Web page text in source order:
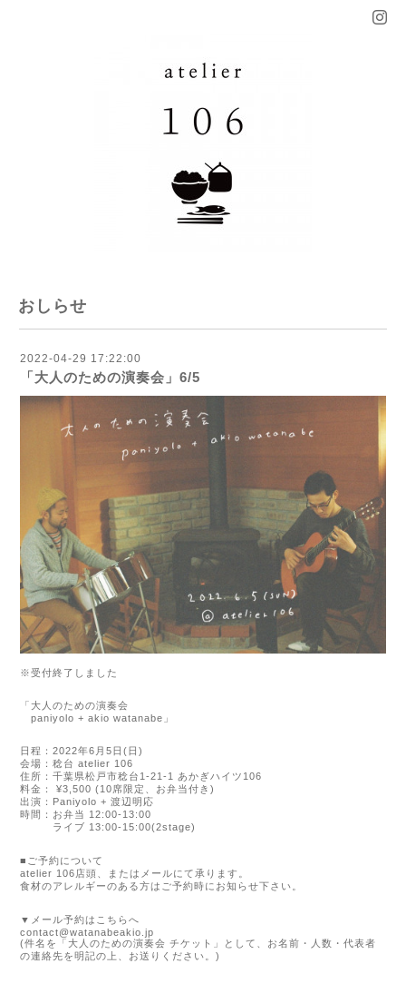
おしらせ
2022-04-29 17:22:00
「大人のための演奏会」6/5
※受付終了しました
「大人のための演奏会
paniyolo + akio watanabe 」
日程： 2022年6 月 5 日 ( 日 )
会場：稔台 atelier 106
住所：千葉県松戸市稔台 1-21-1 あかぎハイツ 106
料金：
¥3,500 (10 席限定、お弁当付き )
出演：
Paniyolo + 渡辺明応
時間：お弁当 12:00-13:00
ライブ 13:00-15:00(2stage)
■ ご予約について
atelier 106 店頭、またはメールにて承ります。
食材のアレルギーのある方はご予約時にお知らせ下さい。
▼ メール予約はこちらへ
contact@watanabeakio.jp
(件名を「大人のための演奏会 チケット」として、お名前・人数・代表者
の連絡先を明記の上、お送りください。 )